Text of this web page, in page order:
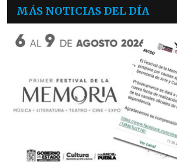
MÁS NOTICIAS DEL DÍA